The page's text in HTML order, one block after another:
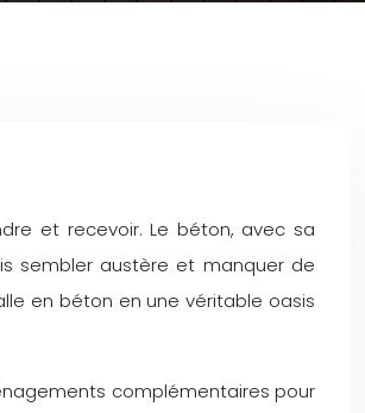
et recevoir. Le béton, avec sa
sembler austère et manquer de
en béton en une véritable oasis
complémentaires pour